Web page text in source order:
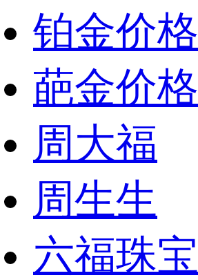
铂金价格
葩金价格
周大福
周生生
六福珠宝